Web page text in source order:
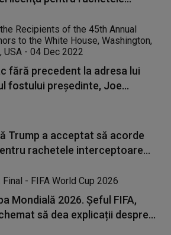
fără precedent la adresa lui
fostului președinte, Joe...
Trump a acceptat să acorde
rachetele interceptoare...
Mondială 2026. Șeful FIFA,
să dea explicații despre...